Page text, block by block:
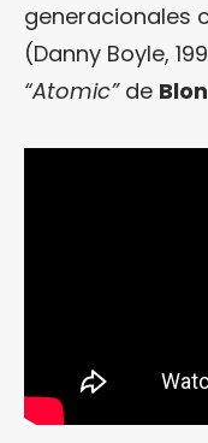
generacionales
(Danny Boyle,
“Atomic”de